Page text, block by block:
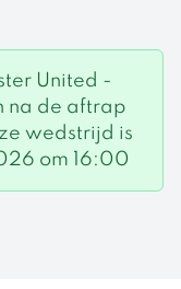
United -
na de aftrap
wedstrijd is
om 16:00